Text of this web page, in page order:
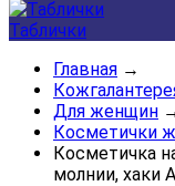
Таблички
Главная →
Для женщин
Косметички
Косметичка
молнии, хаки